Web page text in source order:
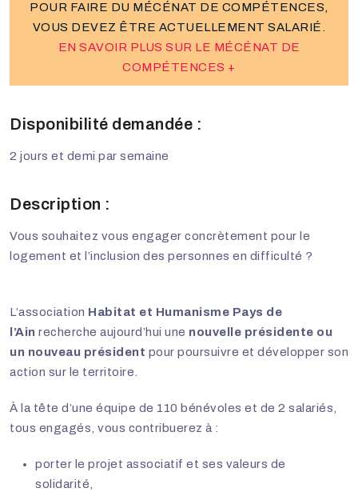
POUR FAIRE DU MÉCÉNAT DE COMPÉTENCES,
VOUS DEVEZ ÊTRE ACTUELLEMENT SALARIÉ.
EN SAVOIR PLUS SUR LE MÉCÉNAT DE
COMPÉTENCES +
Disponibilité demandée :
2 jours et demi par semaine
Description :
Vous souhaitez vous engager concrètement pour le
logement et l’inclusion des personnes en difficulté ?
L’association Habitat et Humanisme Pays de
l’Ain recherche aujourd’hui une nouvelle présidente ou
un nouveau président pour poursuivre et développer son
action sur le territoire.
À la tête d’une équipe de 110 bénévoles et de 2 salariés,
tous engagés, vous contribuerez à :
porter le projet associatif et ses valeurs de
solidarité,